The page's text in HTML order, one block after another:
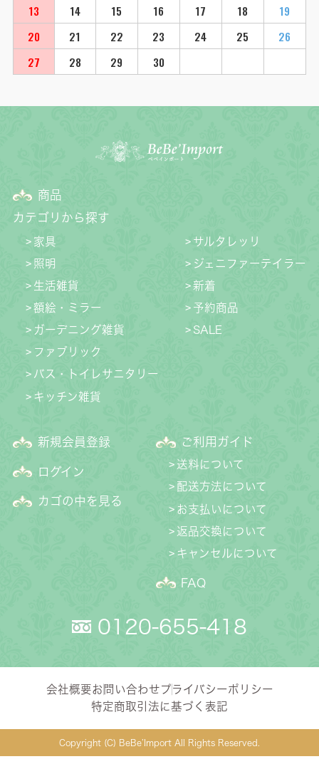
13
14 15 16 17 18
19
20
21 22 23 24 25
26
27
28 29 30
商品
カテゴリから探す
家具
照明
生活雑貨
額絵・ミラー
ガーデニング雑貨
ファブリック
バス・トイレサニタリー
キッチン雑貨
サルタレッリ
ジェニファーテイラー
新着
予約商品
SALE
新規会員登録
ログイン
カゴの中を見る
ご利用ガイド
送料について
配送方法について
お支払いについて
返品交換について
キャンセルについて
FAQ
0120-655-418
会社概要お問い合わせプライバシーポリシー
特定商取引法に基づく表記
Copyright (C) BeBe’Import All Rights Reserved.